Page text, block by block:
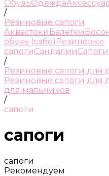
ОбувьОдежда
/
Резиновые сапоги
Аквастоки Балетки
обувь (сабо) Резиновые
сапогиСандалииСапоги
/
Резиновые сапоги для
Резиновые сапоги для
для мальчиков
/
сапоги
сапоги
сапоги
Рекомендуем